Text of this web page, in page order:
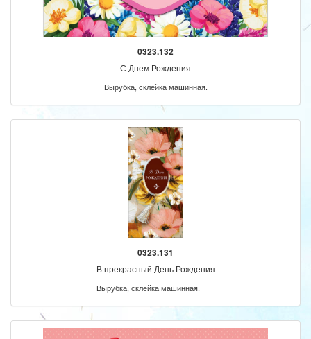
0323.132
С Днем Рождения
Вырубка, склейка машинная.
0323.131
В прекрасный День Рождения
Вырубка, склейка машинная.